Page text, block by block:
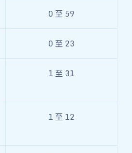
0 至 59
0 至 23
1 至 31
1 至 12